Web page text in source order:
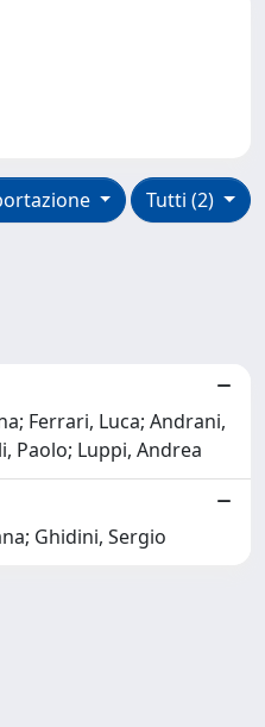
Tutti (2)
Ferrari, Luca; Andrani,
Paolo; Luppi, Andrea
Ghidini, Sergio